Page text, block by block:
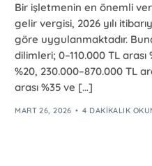
Bir işletmenin en önemli
gelir vergisi, 2026 yılı
göre uygulanmaktadır.
dilimleri; 0–110.000 TL arası
%20, 230.000–870.000 TL
arası %35 ve […]
MART 26, 2026 4 DAKIKALIK